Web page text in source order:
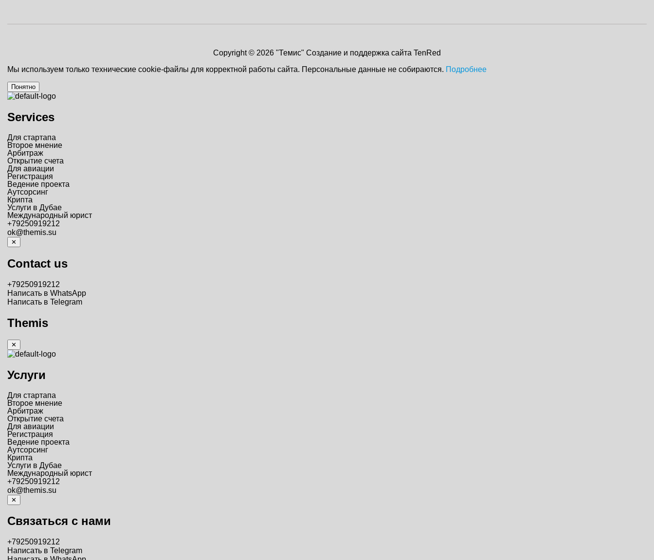
Copyright © 2026 "Темис" Создание и поддержка сайта TenRed
Мы используем только технические cookie-файлы для корректной работы сайта. Персональные данные не собираются. Подробнее
Понятно
Services
Для стартапа
Второе мнение
Арбитраж
Открытие счета
Для авиации
Регистрация
Ведение проекта
Аутсорсинг
Крипта
Услуги в Дубае
Международный юрист
+79250919212
ok@themis.su
✕
Contact us
+79250919212
Написать в WhatsApp
Написать в Telegram
Themis
✕
Услуги
Для стартапа
Второе мнение
Арбитраж
Открытие счета
Для авиации
Регистрация
Ведение проекта
Аутсорсинг
Крипта
Услуги в Дубае
Международный юрист
+79250919212
ok@themis.su
✕
Связаться с нами
+79250919212
Написать в Telegram